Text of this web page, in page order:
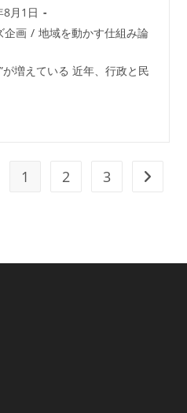
月1日
企画 / 地域を動かす仕組み論
が増えている 近年、行政と民
1 2 3 次のペ